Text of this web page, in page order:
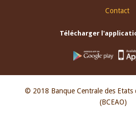
Contact
Télécharger
© 2018 Banque Centrale des Etats
(BCEAO)